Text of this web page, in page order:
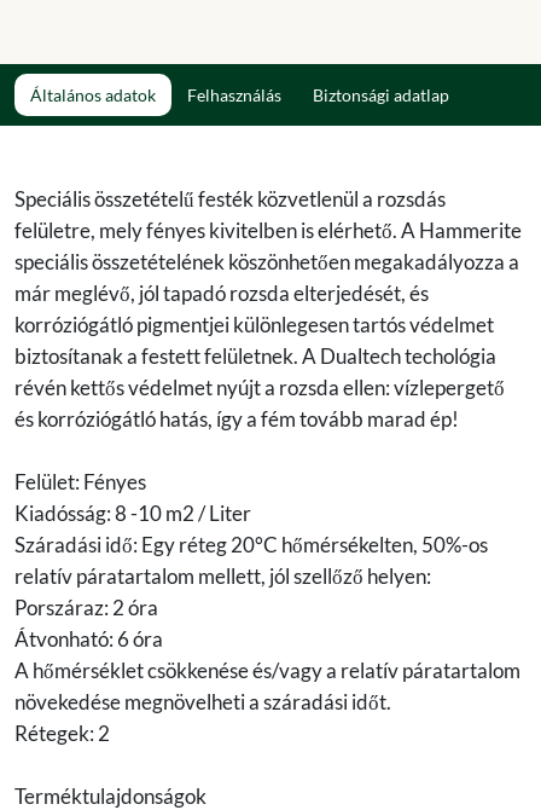
Általános adatok Felhasználás Biztonsági adatlap
Speciális összetételű festék közvetlenül a rozsdás
felületre, mely fényes kivitelben is elérhető. A Hammerite
speciális összetételének köszönhetően megakadályozza a
már meglévő, jól tapadó rozsda elterjedését, és
korróziógátló pigmentjei különlegesen tartós védelmet
biztosítanak a festett felületnek. A Dualtech techológia
révén kettős védelmet nyújt a rozsda ellen: vízlepergető
és korróziógátló hatás, így a fém tovább marad ép!
Felület: Fényes
Kiadósság: 8 -10 m2 / Liter
Száradási idő: Egy réteg 20°C hőmérsékelten, 50%-os
relatív páratartalom mellett, jól szellőző helyen:
Porszáraz: 2 óra
Átvonható: 6 óra
A hőmérséklet csökkenése és/vagy a relatív páratartalom
növekedése megnövelheti a száradási időt.
Rétegek: 2
Terméktulajdonságok